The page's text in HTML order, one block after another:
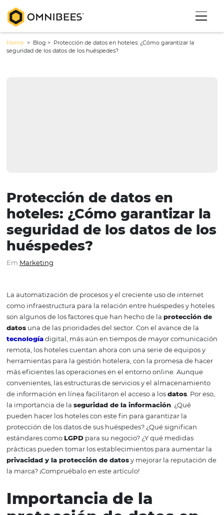
Home> Blog >Protección de datos en hoteles: ¿Cómo garantizar
Protección de datos en
hoteles: ¿Cómo
seguridad de los datos
huéspedes?
EmMarketing
La automatización de procesos y el creciente uso de
como infraestructura para la relación entre huéspedes y
son algunos de los factores que han hecho de la
datosuna de las prioridades del sector.Con el avance
tecnologíadigital, más aún en tiempos de mayor
remota, los hoteles cuentan ahora con una serie de
herramientas para la gestión hotelera, con la promesa
más eficientes las operaciones en el entorno online.
convenientes, las estructuras de servicios y el
de información en línea facilitaron el acceso a losdatos
la importancia de la seguridad de la información
protección de los datos de sus huéspedes? ¿Qué